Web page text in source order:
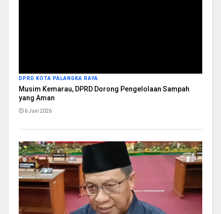
DPRD KOTA PALANGKA RAYA
Musim Kemarau, DPRD Dorong Pengelolaan Sampah
yang Aman
6 Juni 2026